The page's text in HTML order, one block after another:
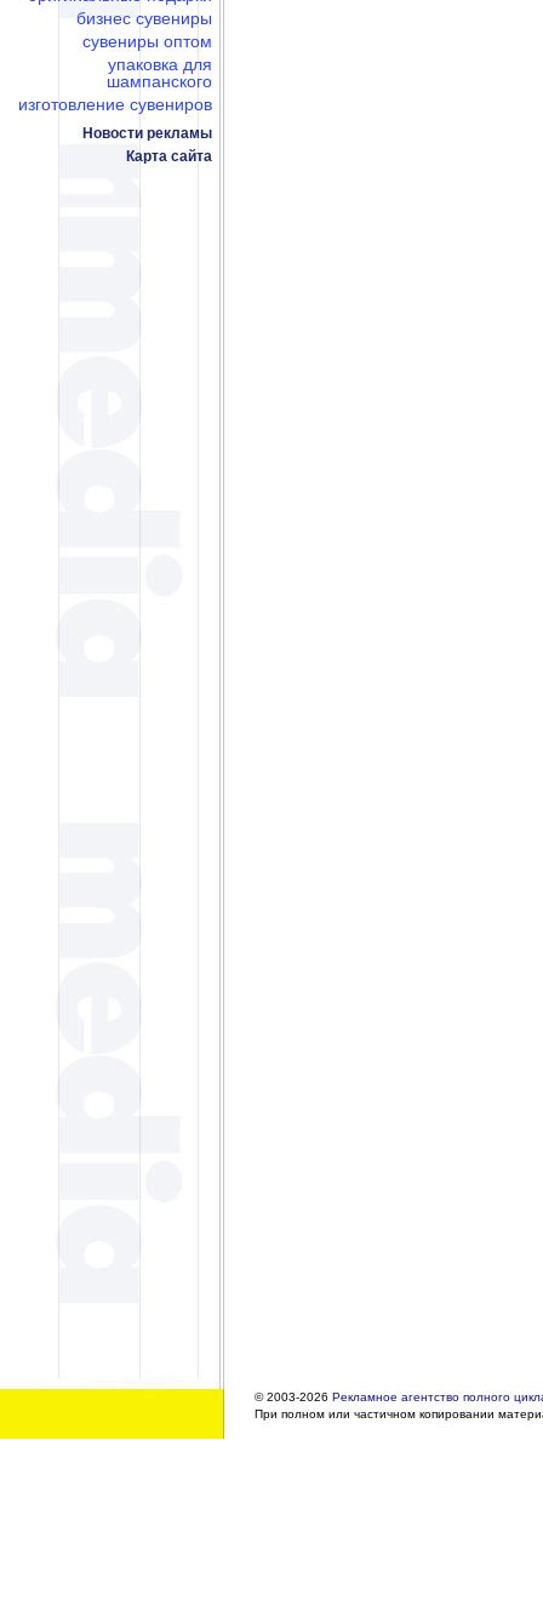
бизнес сувениры
сувениры оптом
упаковка для
шампанского
изготовление сувениров
Новости рекламы
Карта сайта
© 2003-2026 Рекламное агентство полного
При полном или частичном копировании